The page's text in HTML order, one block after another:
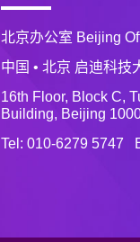
北京办公室 Beijing
中国 • 北京 启迪科技
16th Floor, Block C,
Building, Beijing
Tel: 010-6279 5747